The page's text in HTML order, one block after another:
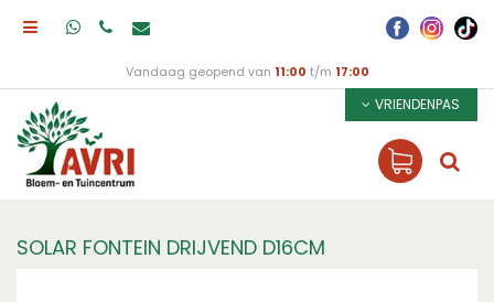
Vandaag geopend van 11:00 t/m 17:00
VRIENDENPAS
SOLAR FONTEIN DRIJVEND D16CM